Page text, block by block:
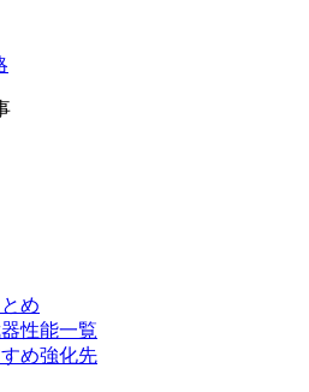
め
性能一覧
め強化先